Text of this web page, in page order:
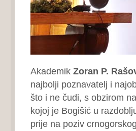
Akademik Zoran P.
najbolji poznavatelj i
što i ne čudi, s obzirom
kojoj je Bogišić u
prije na poziv